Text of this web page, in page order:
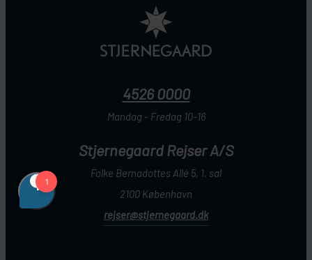
4526 0000
Mandag - Fredag 10-16
Stjernegaard Rejser A/S
Folke Bernadottes Allé 5, 1. sal
2100 København
rejser@stjernegaard.dk